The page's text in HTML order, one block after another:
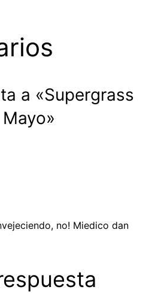
a «Supergrass
no! Miedico dan